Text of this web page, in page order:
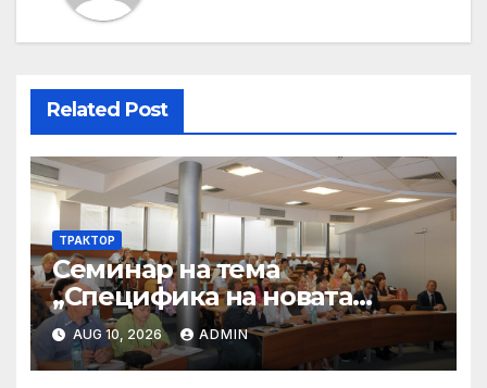
Related Post
ТРАКТОР
Семинар на тема
„Специфика на новата
критериална система на
НАОА за програмна
акредитация на
AUG 10, 2026 ADMIN